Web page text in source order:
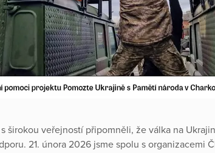
širokou veřejností připomněli, že válka na
21. února 2026 jsme spolu s organizacemi